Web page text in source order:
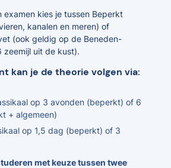
examen kies je tussen Beperkt
kanalen en meren) of
(ook geldig op de Beneden-
zeemijl uit de kust).
kan je de theorie volgen via:
op 3 avonden (beperkt) of 6
+ algemeen)
op 1,5 dag (beperkt) of 3
met keuze tussen twee